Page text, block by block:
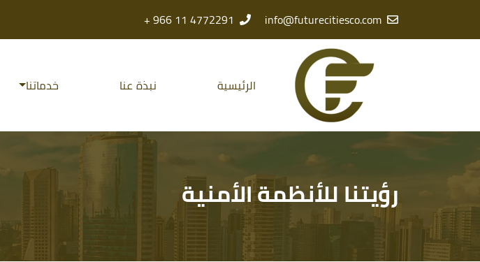
info@futurecitiesco.com
4772291 11 966 +
الرئيسية نبذة عنا خدماتنا
رؤيتنا للأنظمة الأمنية